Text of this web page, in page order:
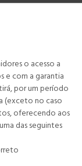
o acesso a
e com a garantia
por um período
(exceto no caso
oferecendo aos
das seguintes